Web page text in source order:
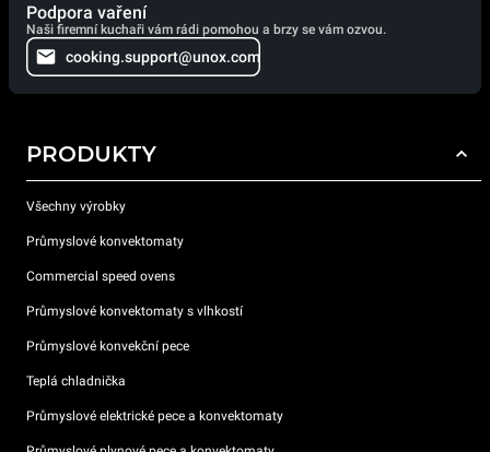
Podpora vaření
Naši firemní kuchaři vám rádi pomohou a brzy se vám ozvou.
cooking.support@unox.com
PRODUKTY
Všechny výrobky
Průmyslové konvektomaty
Commercial speed ovens
Průmyslové konvektomaty s vlhkostí
Průmyslové konvekční pece
Teplá chladnička
Průmyslové elektrické pece a konvektomaty